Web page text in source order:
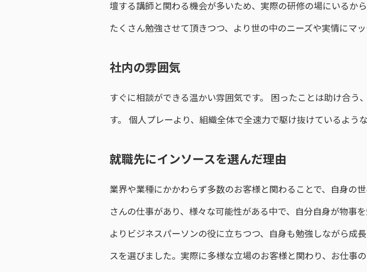
壇する講師と関わる機会が多いため、実際の研修の場にいるか
たくさん勉強させて頂きつつ、より世の中のニーズや実情にマ
社内の雰囲気
すぐに相談ができる温かい雰囲気です。 困ったことは助け合う
す。 個人プレーより、組織全体で全速力で駆け抜けているよう
就職先にインソースを選んだ理由
業界や業種にかかわらず多数のお客様と関わることで、自身の
さんの仕事があり、様々な可能性がある中で、自分自身が物事
よりビジネスパーソンの役に立ちつつ、自身も勉強しながら成
スを選びました。実際に多様な立場のお客様と関わり、お仕事